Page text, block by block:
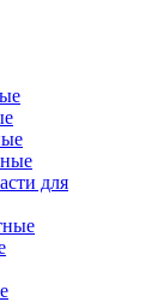
для